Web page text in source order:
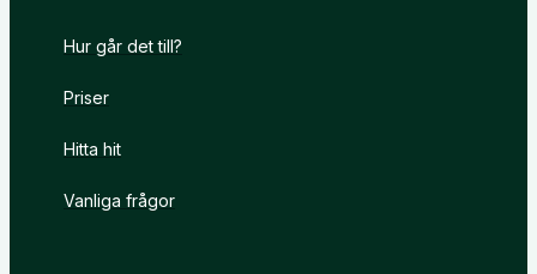
Hur går det till?
Priser
Hitta hit
Vanliga frågor